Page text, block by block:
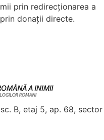
prin redirecționarea a
donații directe.
sc. B, etaj 5, ap. 68, sector